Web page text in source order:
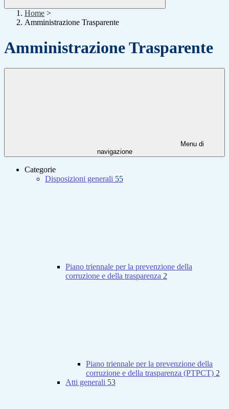
Home >
Amministrazione Trasparente
Amministrazione Trasparente
Menu di
navigazione
Categorie
Disposizioni generali 55
Piano triennale per la prevenzione della
corruzione e della trasparenza 2
Piano triennale per la prevenzione della
corruzione e della trasparenza (PTPCT) 2
Atti generali 53